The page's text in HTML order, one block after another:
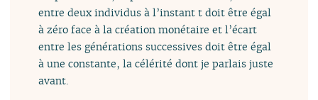
entre deux individus à l’instant t doit être égal
à zéro face à la création monétaire et l’écart
entre les générations successives doit être égal
à une constante, la célérité dont je parlais juste
avant.